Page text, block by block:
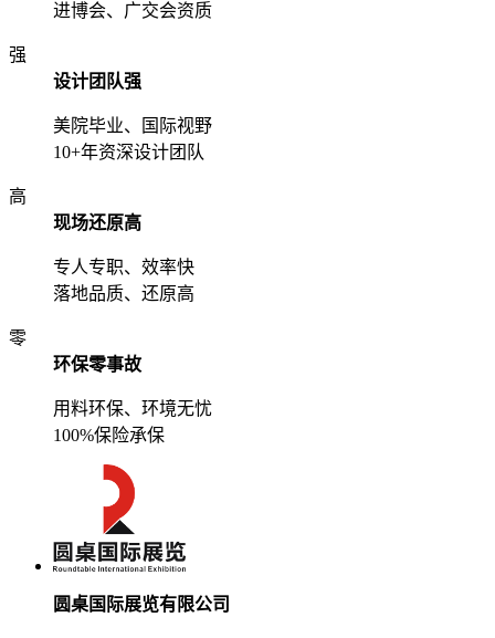
进博会、广交会资质
强
设计团队强
美院毕业、国际视野
10+年资深设计团队
高
现场还原高
专人专职、效率快
落地品质、还原高
零
环保零事故
用料环保、环境无忧
100%保险承保
圆桌国际展览有限公司